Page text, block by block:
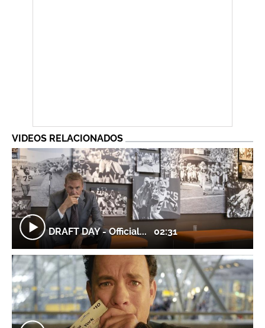
VIDEOS RELACIONADOS
DRAFT DAY - Official... 02:31